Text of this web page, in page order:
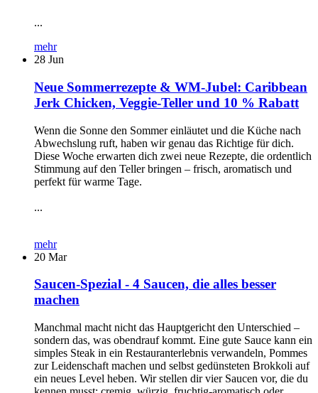
...
mehr
28 Jun
Neue Sommerrezepte & WM-Jubel: Caribbean
Jerk Chicken, Veggie-Teller und 10 % Rabatt
Wenn die Sonne den Sommer einläutet und die Küche nach
Abwechslung ruft, haben wir genau das Richtige für dich.
Diese Woche erwarten dich zwei neue Rezepte, die ordentlich
Stimmung auf den Teller bringen – frisch, aromatisch und
perfekt für warme Tage.
...
mehr
20 Mar
Saucen-Spezial - 4 Saucen, die alles besser
machen
Manchmal macht nicht das Hauptgericht den Unterschied –
sondern das, was obendrauf kommt. Eine gute Sauce kann ein
simples Steak in ein Restauranterlebnis verwandeln, Pommes
zur Leidenschaft machen und selbst gedünsteten Brokkoli auf
ein neues Level heben. Wir stellen dir vier Saucen vor, die du